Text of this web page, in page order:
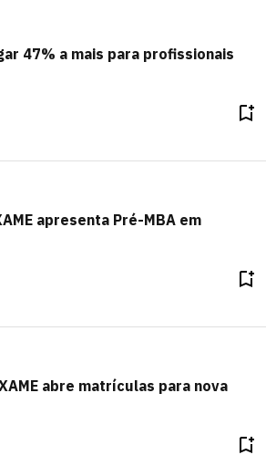
47% a mais para profissionais
apresenta Pré-MBA em
abre matrículas para nova